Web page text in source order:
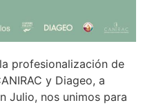
profesionalización de
y Diageo, a
Julio, nos unimos para